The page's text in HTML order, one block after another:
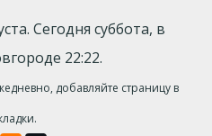
Сегодня суббота, в
22:22.
добавляйте страницу в